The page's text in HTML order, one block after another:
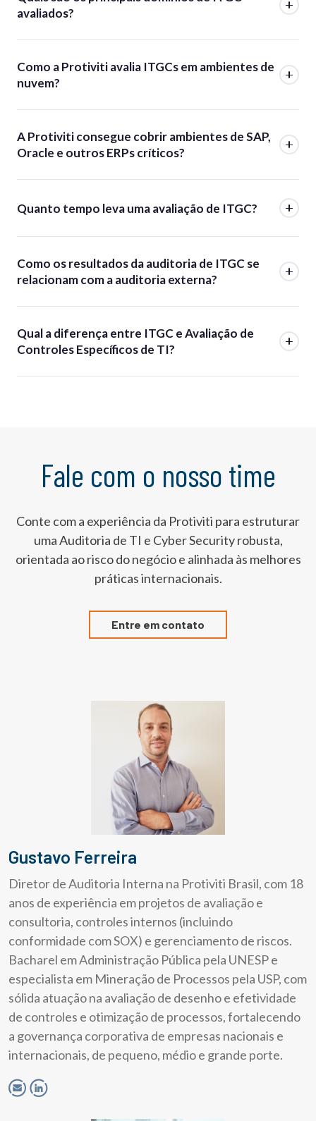
avaliados?
Como a Protiviti avalia ITGCs em ambientes de
nuvem?
A Protiviti consegue cobrir ambientes de SAP,
Oracle e outros ERPs críticos?
Quanto tempo leva uma avaliação de ITGC?
Como os resultados da auditoria de ITGC se
relacionam com a auditoria externa?
Qual a diferença entre ITGC e Avaliação de
Controles Específicos de TI?
Fale com o nosso time
Conte com a experiência da Protiviti para estruturar
uma Auditoria de TI e Cyber Security robusta,
orientada ao risco do negócio e alinhada às melhores
práticas internacionais.
Entre em contato
Gustavo Ferreira
Diretor de Auditoria Interna na Protiviti Brasil, com 18
anos de experiência em projetos de avaliação e
consultoria, controles internos (incluindo
conformidade com SOX) e gerenciamento de riscos.
Bacharel em Administração Pública pela UNESP e
especialista em Mineração de Processos pela USP, com
sólida atuação na avaliação de desenho e efetividade
de controles e otimização de processos, fortalecendo
a governança corporativa de empresas nacionais e
internacionais, de pequeno, médio e grande porte.